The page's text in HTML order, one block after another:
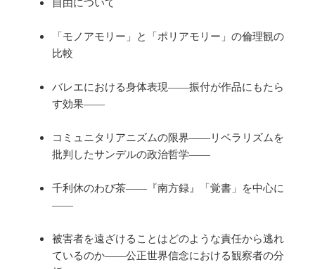
「モノアモリー」と「ポリアモリー」の倫理観の
比較
バレエにおける身体表現――振付が作品にもたら
す効果――
コミュニタリアニズムの限界――リベラリズムを
批判したサンデルの政治哲学――
千利休のわび茶――『南方録』「覚書」を中心に
――
被害者を遠ざけることはどのような責任から逃れ
ているのか――公正世界信念における観察者の分